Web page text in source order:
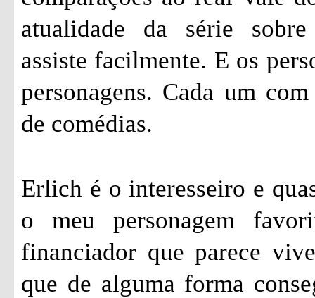
atualidade da série
assiste facilmente. E os
personagens. Cada um
de comédias.
Erlich é o interesseiro e
o meu personagem
financiador que parece
que de alguma forma